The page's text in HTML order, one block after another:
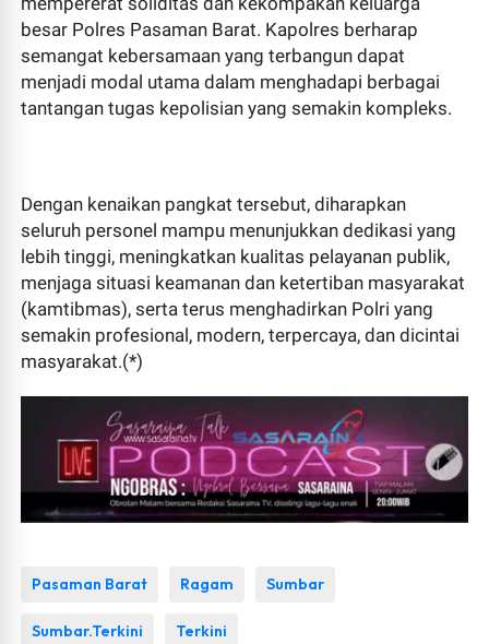
besar Polres Pasaman Barat. Kapolres berharap
semangat kebersamaan yang terbangun dapat
menjadi modal utama dalam menghadapi berbagai
tantangan tugas kepolisian yang semakin kompleks.
Dengan kenaikan pangkat tersebut, diharapkan
seluruh personel mampu menunjukkan dedikasi yang
lebih tinggi, meningkatkan kualitas pelayanan publik,
menjaga situasi keamanan dan ketertiban masyarakat
(kamtibmas), serta terus menghadirkan Polri yang
semakin profesional, modern, terpercaya, dan dicintai
masyarakat.(*)
Pasaman Barat Ragam Sumbar
Sumbar.Terkini Terkini